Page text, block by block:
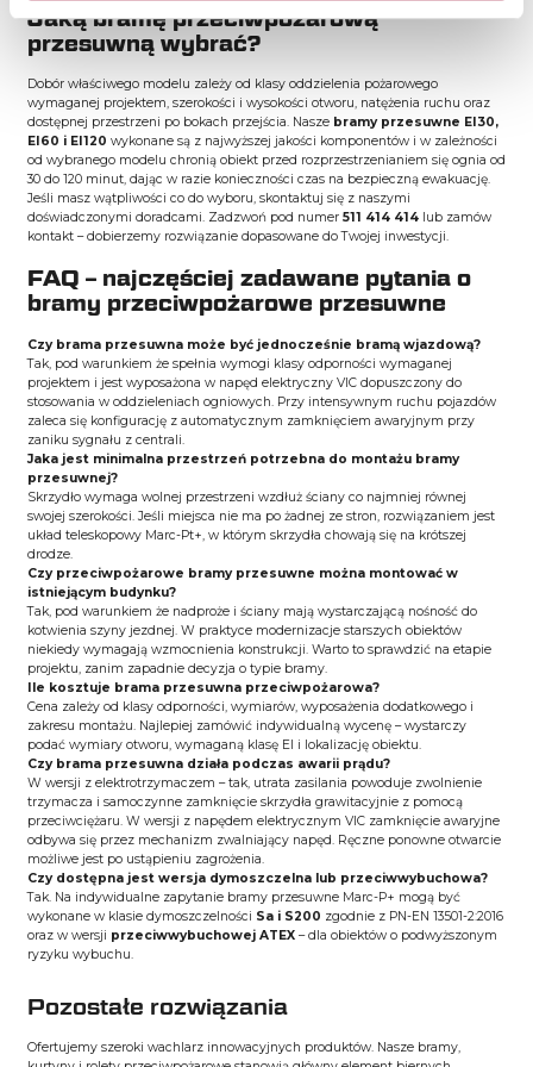
Jaką bramę przeciwpożarową
przesuwną wybrać?
Dobór właściwego modelu zależy od klasy oddzielenia pożarowego
wymaganej projektem, szerokości i wysokości otworu, natężenia ruchu oraz
dostępnej przestrzeni po bokach przejścia. Nasze bramy przesuwne EI30,
EI60 i EI120 wykonane są z najwyższej jakości komponentów i w zależności
od wybranego modelu chronią obiekt przed rozprzestrzenianiem się ognia od
30 do 120 minut, dając w razie konieczności czas na bezpieczną ewakuację.
Jeśli masz wątpliwości co do wyboru, skontaktuj się z naszymi
doświadczonymi doradcami. Zadzwoń pod numer 511 414 414lub zamów
kontakt – dobierzemy rozwiązanie dopasowane do Twojej inwestycji.
FAQ – najczęściej zadawane pytania o
bramy przeciwpożarowe przesuwne
Czy brama przesuwna może być jednocześnie bramą wjazdową?
Tak, pod warunkiem że spełnia wymogi klasy odporności wymaganej
projektem i jest wyposażona w napęd elektryczny VIC dopuszczony do
stosowania w oddzieleniach ogniowych. Przy intensywnym ruchu pojazdów
zaleca się konfigurację z automatycznym zamknięciem awaryjnym przy
zaniku sygnału z centrali.
Jaka jest minimalna przestrzeń potrzebna do montażu bramy
przesuwnej?
Skrzydło wymaga wolnej przestrzeni wzdłuż ściany co najmniej równej
swojej szerokości. Jeśli miejsca nie ma po żadnej ze stron, rozwiązaniem jest
układ teleskopowy Marc-Pt+, w którym skrzydła chowają się na krótszej
drodze.
Czy przeciwpożarowe bramy przesuwne można montować w
istniejącym budynku?
Tak, pod warunkiem że nadproże i ściany mają wystarczającą nośność do
kotwienia szyny jezdnej. W praktyce modernizacje starszych obiektów
niekiedy wymagają wzmocnienia konstrukcji. Warto to sprawdzić na etapie
projektu, zanim zapadnie decyzja o typie bramy.
Ile kosztuje brama przesuwna przeciwpożarowa?
Cena zależy od klasy odporności, wymiarów, wyposażenia dodatkowego i
zakresu montażu. Najlepiej zamówić indywidualną wycenę – wystarczy
podać wymiary otworu, wymaganą klasę EI i lokalizację obiektu.
Czy brama przesuwna działa podczas awarii prądu?
W wersji z elektrotrzymaczem – tak, utrata zasilania powoduje zwolnienie
trzymacza i samoczynne zamknięcie skrzydła grawitacyjnie z pomocą
przeciwciężaru. W wersji z napędem elektrycznym VIC zamknięcie awaryjne
odbywa się przez mechanizm zwalniający napęd. Ręczne ponowne otwarcie
możliwe jest po ustąpieniu zagrożenia.
Czy dostępna jest wersja dymoszczelna lub przeciwwybuchowa?
Tak. Na indywidualne zapytanie bramy przesuwne Marc-P+ mogą być
wykonane w klasie dymoszczelności Sa i S200 zgodnie z PN-EN 13501-2:2016
oraz w wersji przeciwwybuchowej ATEX– dla obiektów o podwyższonym
ryzyku wybuchu.
Pozostałe rozwiązania
Ofertujemy szeroki wachlarz innowacyjnych produktów. Nasze bramy,